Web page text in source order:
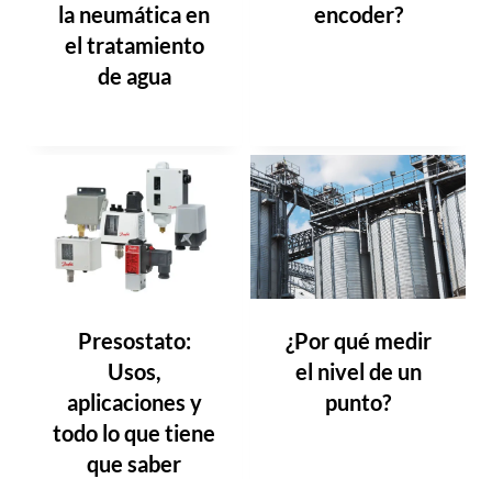
la neumática en
el tratamiento
de agua
encoder?
Presostato:
Usos,
aplicaciones y
todo lo que tiene
que saber
¿Por qué medir
el nivel de un
punto?